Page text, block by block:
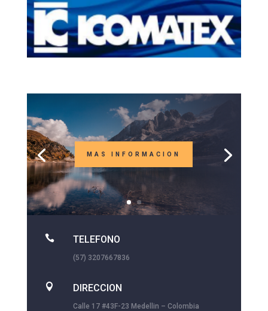
MAS INFORMACION
 TELEFONO
(57) 3207667836
 DIRECCION
Calle 17 #43F-23 Medellin – Colombia